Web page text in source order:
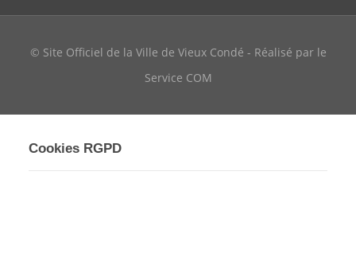
© Site Officiel de la Ville de Vieux Condé - Réalisé par le
Service COM
Cookies RGPD